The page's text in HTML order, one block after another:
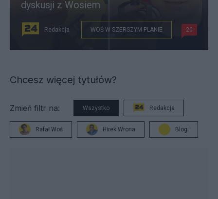
dyskusji z Wosiem
Redakcja WOŚ W SZERSZYM PLANIE 20
Chcesz więcej tytułów?
Zmień filtr na: Wszystko Redakcja
Rafał Woś Hirek Wrona Blogi